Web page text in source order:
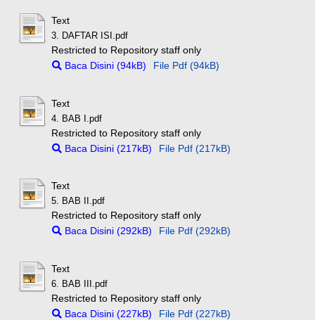
Text
3. DAFTAR ISI.pdf
Restricted to Repository staff only
Baca Disini (94kB)
File Pdf (94kB)
Text
4. BAB I.pdf
Restricted to Repository staff only
Baca Disini (217kB)
File Pdf (217kB)
Text
5. BAB II.pdf
Restricted to Repository staff only
Baca Disini (292kB)
File Pdf (292kB)
Text
6. BAB III.pdf
Restricted to Repository staff only
Baca Disini (227kB)
File Pdf (227kB)